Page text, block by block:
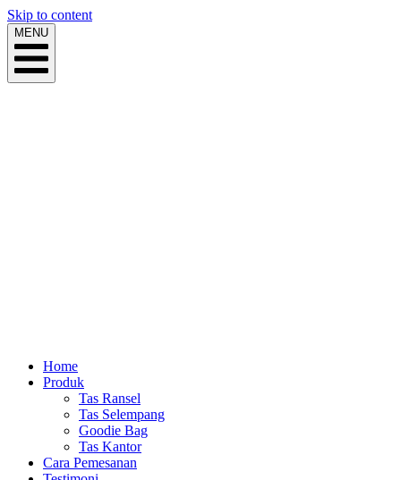
Skip to content
MENU
Home
Produk
Tas Ransel
Tas Selempang
Goodie Bag
Tas Kantor
Cara Pemesanan